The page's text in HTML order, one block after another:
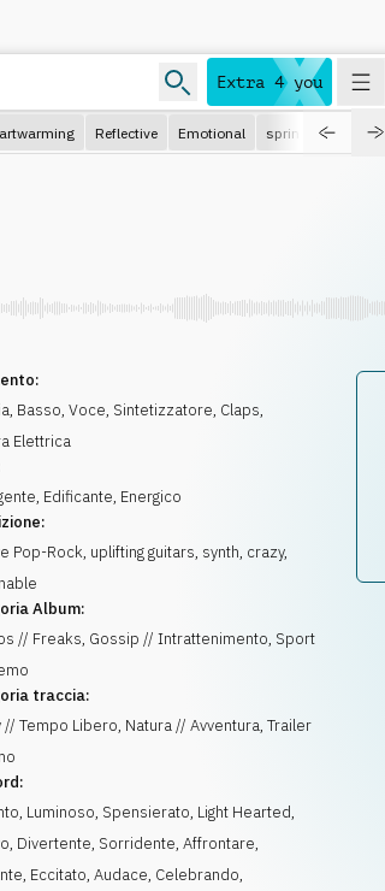
Extra 4 you
Reflective Emotional spring
, Basso,Voce, Sintetizzatore, Claps,
Elettrica
, Edificante, Energico
Pop-Rock, uplifting guitars, synth, crazy,
Album:
// Freaks, Gossip // Intrattenimento, Sport
traccia:
// Tempo Libero, Natura // Avventura, Trailer
, Luminoso, Spensierato, Light Hearted,
, Divertente, Sorridente,Affrontare,
, Eccitato,Audace, Celebrando,